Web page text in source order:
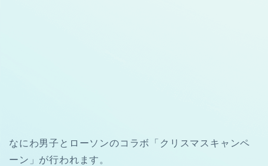
なにわ男子と ローソンのコラボ「クリスマスキャンペ
ーン」が行われます。